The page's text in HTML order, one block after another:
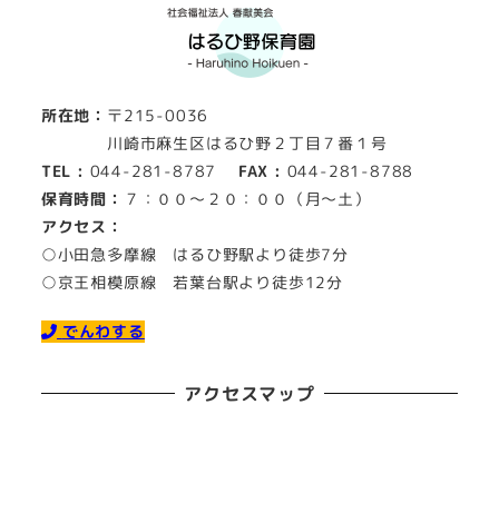
所在地： 〒215-0036
川崎市麻生区はるひ野２丁目７番１号
TEL : 044-281-8787 FAX : 044-281-8788
保育時間： ７：００～２０：００（月～土）
アクセス：
○小田急多摩線 はるひ野駅より徒歩7分
○京王相模原線 若葉台駅より徒歩12分
でんわする
アクセスマップ